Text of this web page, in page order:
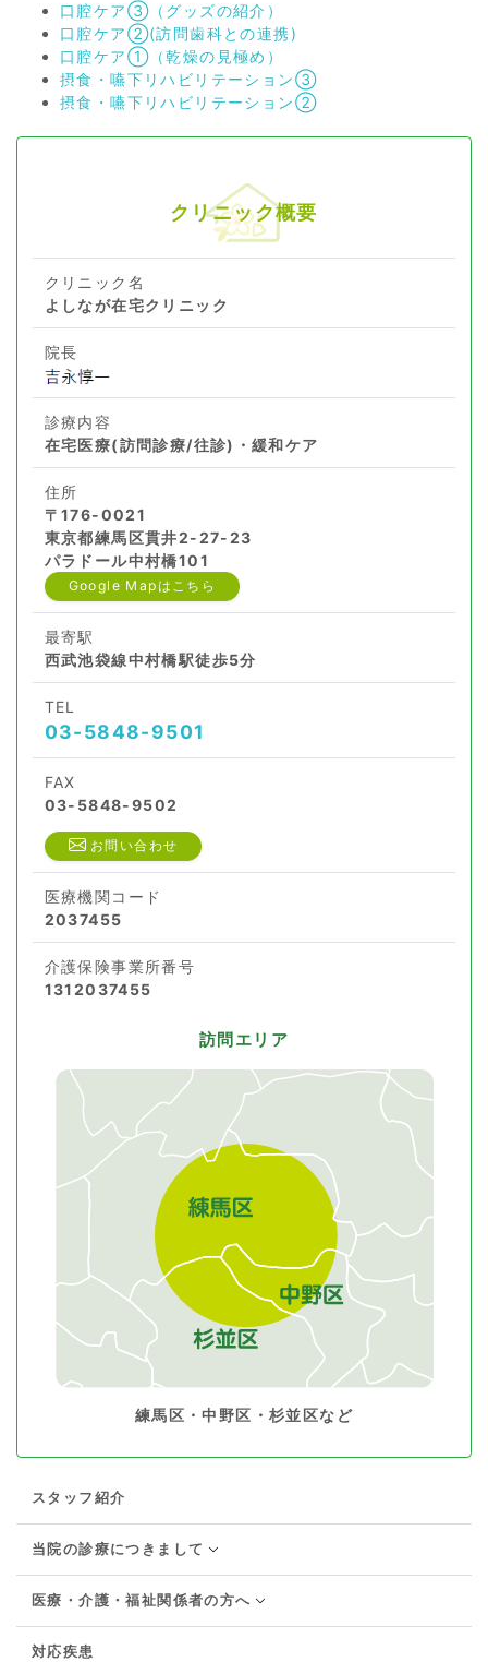
口腔ケア③（グッズの紹介）
口腔ケア②(訪問歯科との連携)
口腔ケア①（乾燥の見極め）
摂食・嚥下リハビリテーション③
摂食・嚥下リハビリテーション②
クリニック概要
クリニック名
よしなが在宅クリニック
院長
診療内容
在宅医療(訪問診療/往診)・緩和ケア
住所
〒176-0021
東京都練馬区貫井2-27-23
パラドール中村橋101
Google Mapはこちら
最寄駅
西武池袋線中村橋駅徒歩5分
TEL
03-5848-9501
FAX
03-5848-9502
お問い合わせ
医療機関コード
2037455
介護保険事業所番号
1312037455
訪問エリア
練馬区・中野区・杉並区など
スタッフ紹介
当院の診療につきまして
医療・介護・福祉関係者の方へ
対応疾患